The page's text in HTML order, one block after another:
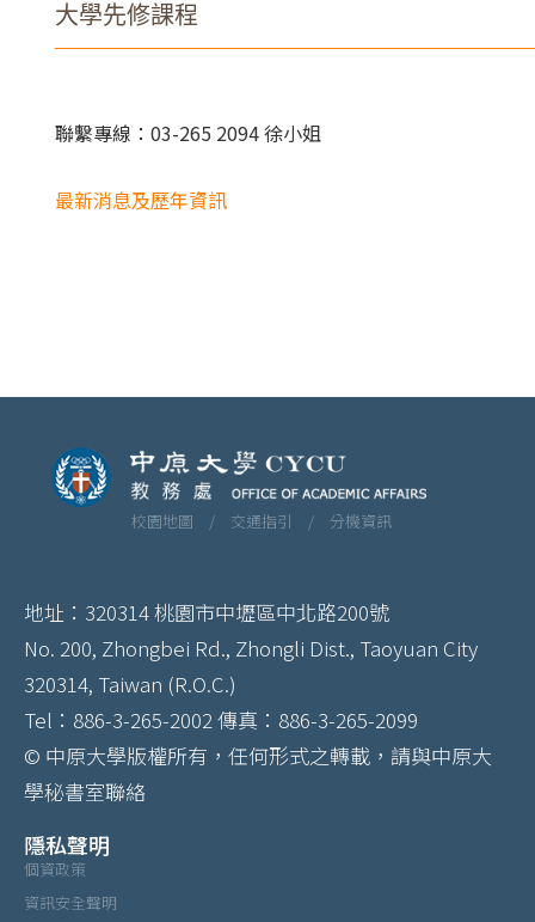
大學先修課程
聯繫專線：03-265 2094 徐小姐
最新消息及歷年資訊
校園地圖 / 交通指引 / 分機資訊
地址：320314 桃園市中壢區中北路200號
No. 200, Zhongbei Rd., Zhongli Dist., Taoyuan City
320314, Taiwan (R.O.C.)
Tel：886-3-265-2002 傳真：886-3-265-2099
© 中原大學版權所有，任何形式之轉載，請與中原大
學秘書室聯絡
隱私聲明
個資政策
資訊安全聲明